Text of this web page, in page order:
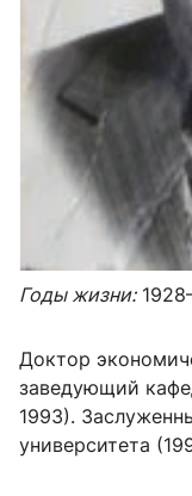
Годы жизни:
Доктор
заведующий
1993).
университета